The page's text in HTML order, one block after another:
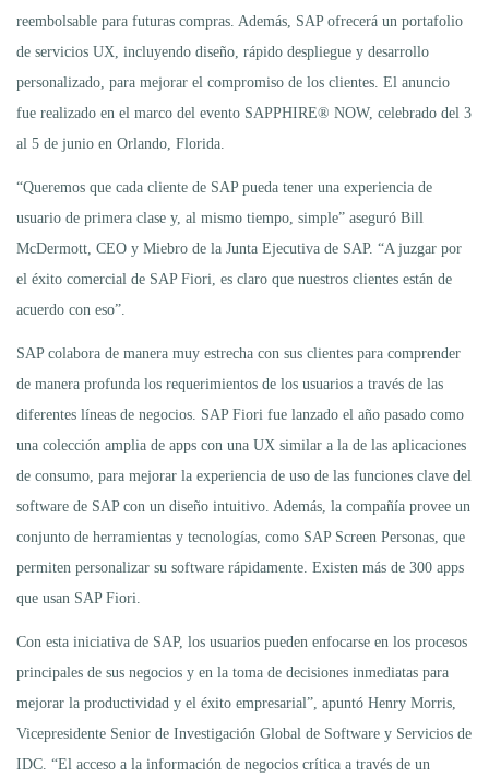
reembolsable para futuras compras. Además, SAP ofrecerá un portafolio
de servicios UX, incluyendo diseño, rápido despliegue y desarrollo
personalizado, para mejorar el compromiso de los clientes. El anuncio
fue realizado en el marco del evento SAPPHIRE® NOW, celebrado del 3
al 5 de junio en Orlando, Florida.
“Queremos que cada cliente de SAP pueda tener una experiencia de
usuario de primera clase y, al mismo tiempo, simple” aseguró Bill
McDermott, CEO y Miebro de la Junta Ejecutiva de SAP. “A juzgar por
el éxito comercial de SAP Fiori, es claro que nuestros clientes están de
acuerdo con eso”.
SAP colabora de manera muy estrecha con sus clientes para comprender
de manera profunda los requerimientos de los usuarios a través de las
diferentes líneas de negocios. SAP Fiori fue lanzado el año pasado como
una colección amplia de apps con una UX similar a la de las aplicaciones
de consumo, para mejorar la experiencia de uso de las funciones clave del
software de SAP con un diseño intuitivo. Además, la compañía provee un
conjunto de herramientas y tecnologías, como SAP Screen Personas, que
permiten personalizar su software rápidamente. Existen más de 300 apps
que usan SAP Fiori.
Con esta iniciativa de SAP, los usuarios pueden enfocarse en los procesos
principales de sus negocios y en la toma de decisiones inmediatas para
mejorar la productividad y el éxito empresarial”, apuntó Henry Morris,
Vicepresidente Senior de Investigación Global de Software y Servicios de
IDC. “El acceso a la información de negocios crítica a través de un